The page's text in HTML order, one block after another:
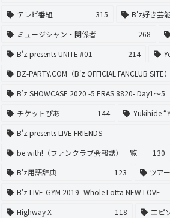
テレビ番組
315 B'z好き芸
ミュージシャン・関係者
268
B’z presents UNITE #01
214
BZ-PARTY.COM（B'z OFFICIAL FANCLUB SITE）
B’z SHOWCASE 2020 -5 ERAS 8820- Day1〜5
チケットぴあ
144 Yukihide
B’z presents LIVE FRIENDS
be with!（ファンクラブ会報誌）一覧
130
B'z用語辞典
123 ツア
B'z LIVE-GYM 2019 -Whole Lotta NEW LOVE-
Highway X
118 エピ